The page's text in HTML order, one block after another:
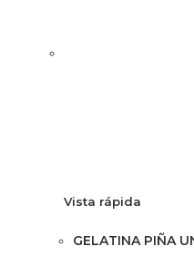
Vista rápida
GELATINA PIÑA